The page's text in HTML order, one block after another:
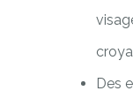
Des